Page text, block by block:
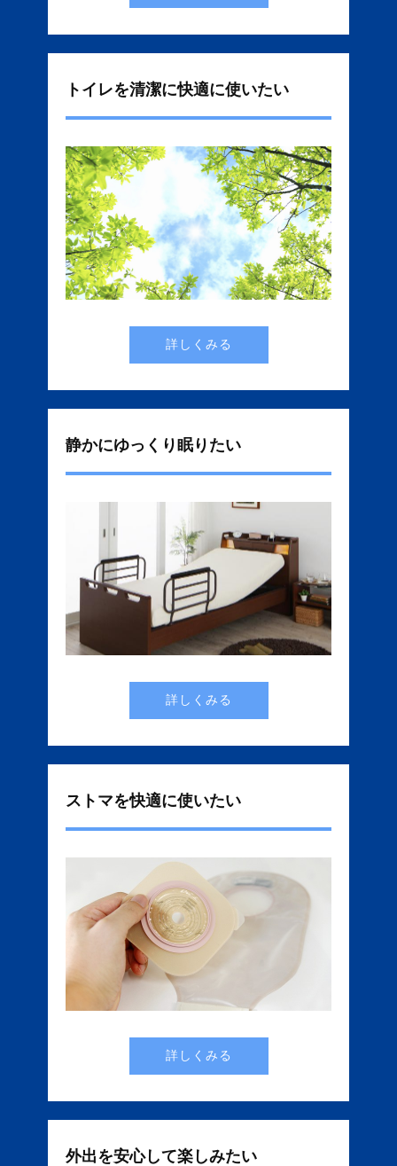
トイレを清潔に快適に使いたい
詳しくみる
静かにゆっくり眠りたい
詳しくみる
ストマを快適に使いたい
詳しくみる
外出を安心して楽しみたい